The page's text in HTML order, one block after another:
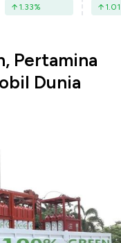
1.33% 1.01
Pertamina
Dunia